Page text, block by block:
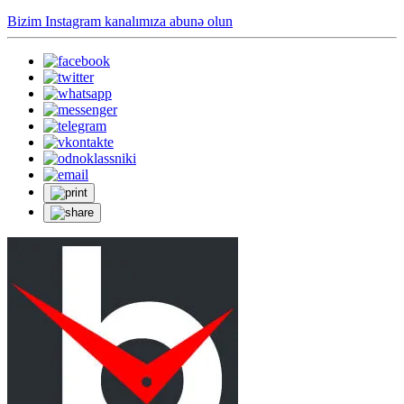
Bizim Instagram kanalımıza abunə olun